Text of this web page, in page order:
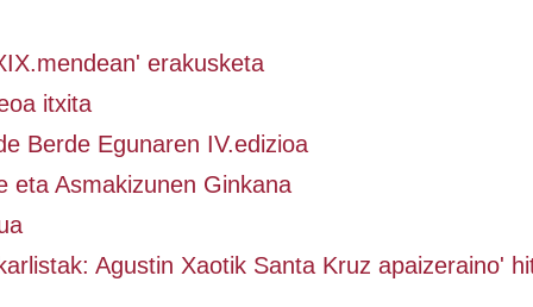
erakusketa
itxita
Berde Egunaren IV.edizioa
eta Asmakizunen Ginkana
Agustin Xaotik Santa Kruz apaizeraino'